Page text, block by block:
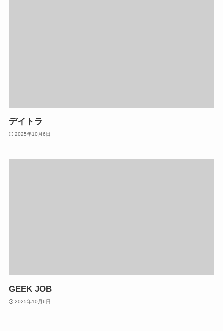
デイトラ
2025年10月6日
GEEK JOB
2025年10月6日